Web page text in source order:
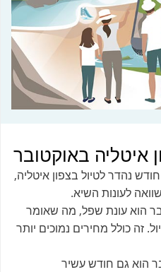
איטליה באוקטובר
נהדר לטיול בצפון איטליה,
לעונות השיא.
הוא עונת שפל, מה שאומר
זה כולל מחירים נמוכים יותר
הוא גם חודש עשיר